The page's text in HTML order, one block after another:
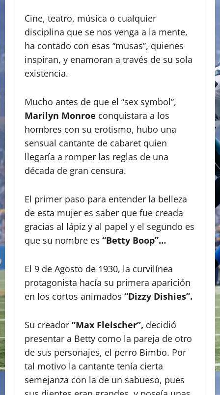
Cine, teatro, música o cualquier
disciplina que se nos venga a la mente,
ha contado con esas “musas”, quienes
inspiran, y enamoran a través de su sola
existencia.
Mucho antes de que el “sex symbol”,
Marilyn Monroe conquistara a los
hombres con su erotismo, hubo una
sensual cantante de cabaret quien
llegaría a romper las reglas de una
década de gran censura.
El primer paso para entender la belleza
de esta mujer es saber que fue creada
gracias al lápiz y al papel y el segundo es
que su nombre es “Betty Boop”…
El 9 de Agosto de 1930, la curvilínea
protagonista hacía su primera aparición
en los cortos animados “Dizzy Dishies”.
Su creador “Max Fleischer”, decidió
presentar a Betty como la pareja de otro
de sus personajes, el perro Bimbo. Por
tal motivo la cantante tenía cierta
semejanza con la de un sabueso, pues